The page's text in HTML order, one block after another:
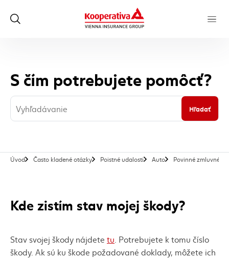
S čím potrebujete pomôcť?
Hľadať
Úvod Často kladené otázky Poistné udalosti Auto Povinné zmluvné
Kde zistím stav mojej škody?
Stav svojej škody nájdete tu . Potrebujete k tomu číslo
škody. Ak sú ku škode požadované doklady, môžete ich